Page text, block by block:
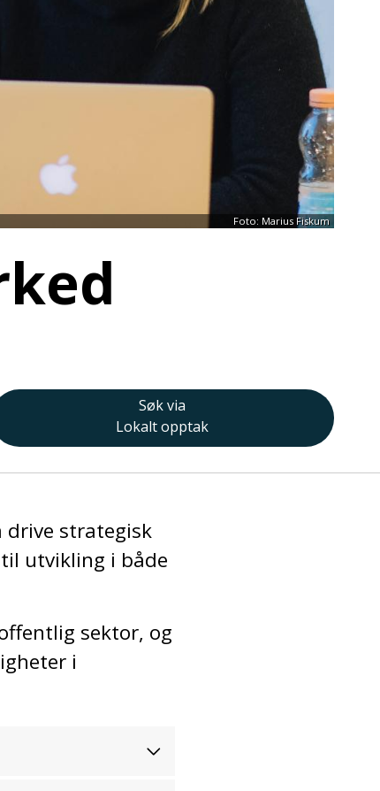
Foto: Marius Fiskum
Søk via
Lokalt opptak
drive strategisk
utvikling i både
sektor, og
i